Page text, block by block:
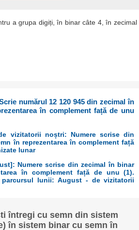
a grupa digiți, în binar câte 4, în zecimal
numărul 12 120 945 din zecimal în
în complement față de unu
vizitatorii noștri: Numere scrise din
în reprezentarea în complement față
lunar
Numere scrise din zecimal în binar
în complement față de unu (1).
parcursul lunii: August - de vizitatorii
întregi cu semn din sistem
în sistem binar cu semn în